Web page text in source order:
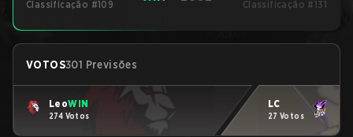
Classificação #109 Classificação #131
VOTOS301 Previsões
LeoWIN
274 Votos
LC
27 Votos